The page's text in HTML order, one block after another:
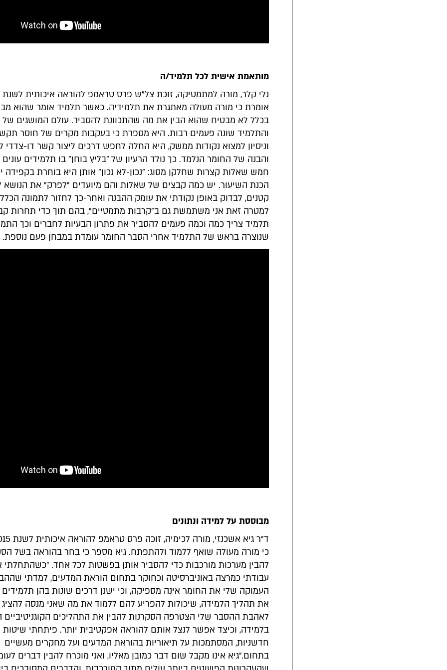
מותאמת אישית לכל תלמיד/ה
אומרת כי מורה מעולה מאתגרת את תלמידיה. כאשר תלמיד אומר שהוא
בכלל לא מבטיח שהוא הבין את מה שהתכוונת להסביר. עולם המושגים של
והתלמיד שונה פעמים רבות. היא מספרת כי בעקבות מקרים של חוסר
וניסיון למצוא נקודות ממשק, היא החלה לחפש דרכים ליצור קשר דו-צדדי
והבנה של החומר הנלמד. כך נולד הרעיון של "בליץ בוחן" בו תלמידים
חמש שאלות קצרות שחלקן מסוג: "נכון-לא נכון" אותן היא בוחרת בקפידה
הכנת השיעור. יש כמה קבצים של שאלות והם מיועדים "לפרק" את הנושא
קטנים, לבדוק באופן נקודתי את עומק ההבנה ואחר-כך לחזור לתמונה
למטרה זאת אני משתמשת גם ב"קרבות מתמטיים", בהם תוך כדי תחרות
תלמיד צריך כמה וכמה פעמים להסביר את פתרון הבעיות לחברים וכך
שנוצרה בראש של התלמיד אחרי הסבר החומר עומדת במבחן פעם נוספת.
מבוססת על למידה ונתונים
כי מורה מעולה שואף ללמוד ולהתפתח. גיא מספר כי בחר בהוראה בשל
להבין מערכות מורכבות כדי להסביר אותן בפשטות לכל אחד. ״כשהתחלתי
עבודתי כמרצה באוניברסיטה וכחוקר בתחום הוראת המדעים, למדתי
העמוקה שלי את החומר אינה מספיקה, וכי ישנן דרכים שונות בהן
את תהליך הלמידה, שיכולות להפריע להם ללמוד את מה שאני מנסה להציג
לאהבת ההסבר שלי הצטרפה הסקרנות להבין את התהליכים הקוגניטיביים
בלמידה, וכיצד אפשר לנצל אותם להוראה אפקטיבית יותר. פיתחתי שיטות
חדשניות, המסתמכות על תיאוריות בהוראת המדעים ועל מחקרים מעשיים
בתחום.״גיא אינו מקבל שום דבר כמובן מאליו, ואני מוכרח להבין דברים